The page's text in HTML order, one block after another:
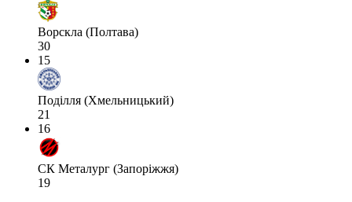
Ворскла (Полтава)
30
15
Поділля (Хмельницький)
21
16
СК Металург (Запоріжжя)
19